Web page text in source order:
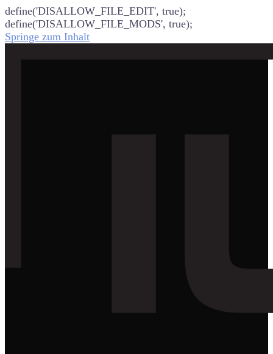
define('DISALLOW_FILE_EDIT', true);
define('DISALLOW_FILE_MODS', true);
Springe zum Inhalt